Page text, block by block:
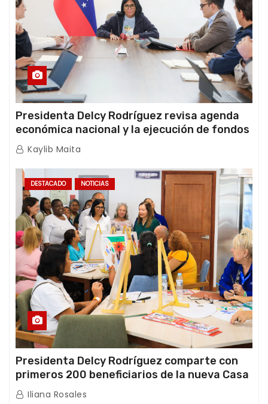
Presidenta Delcy Rodríguez revisa agenda
económica nacional y la ejecución de fondos
de emergencia post-sismos
Kaylib Maita
DESTACADO NOTICIAS
Presidenta Delcy Rodríguez comparte con
primeros 200 beneficiarios de la nueva Casa
de los Abuelos “La Primavera” en Caracas
Iliana Rosales